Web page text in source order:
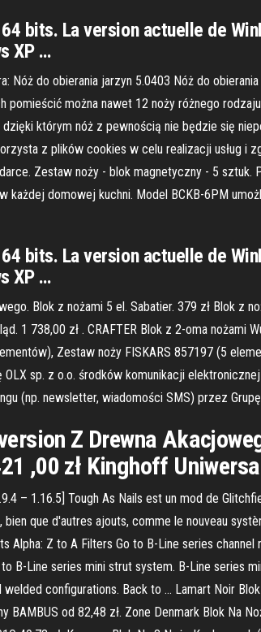
bits. La version actuelle de
XP …
Nóż do obierania jarzyn 5.0403 Nóż do
pomieścić można nawet 12 noży różnego
którym nóż z pewnością nie będzie się
z plików cookies w celu realizacji usług i
Zestaw noży - blok magnetyczny - 5
każdej domowej kuchni. Model BCKB-6PM
bits. La version actuelle de
XP …
Blok z nożami 5 el. Sabatier. 379 zł Blok z
1 738,00 zł . CRAFTER Blok z 2-oma
Zestaw noży FISKARS 857197 (5
OLX sp. z o.o. środków komunikacji
(np. newsletter, wiadomości SMS) przez
Z Drewna
,00 zł Kinghoff
– 1.16.5] Tough As Nails est un mod de
que d'autres ajouts, comme le nouveau
Alpha: Z to A Filters Go to B-Line series
B-Line series mini strut system. B-Line series
configurations. Back to … Lamart Noir
BAMBUS od 82,48 zł. Zone Denmark Blok Na